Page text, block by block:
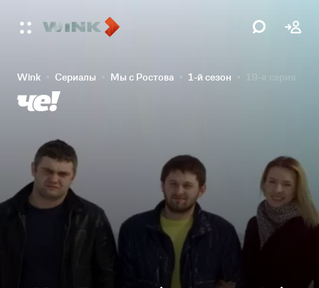
Wink Сериалы Мы с Ростова 1-й сезон